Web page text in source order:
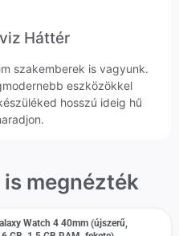
Háttér
szakemberek is vagyunk.
eszközökkel
hosszú ideig hű
megnézték
Watch 4 40mm (újszerű,